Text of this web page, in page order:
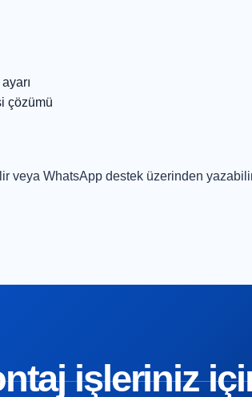
çözümü
veya WhatsApp destek üzerinden
işleriniz